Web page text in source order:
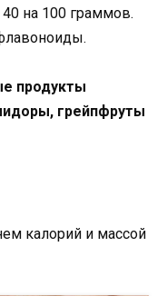
на 100 граммов.
продукты
грейпфруты